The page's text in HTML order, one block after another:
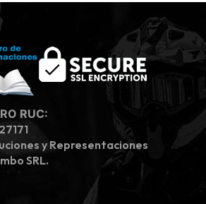
RUC:
y Representaciones
SRL.